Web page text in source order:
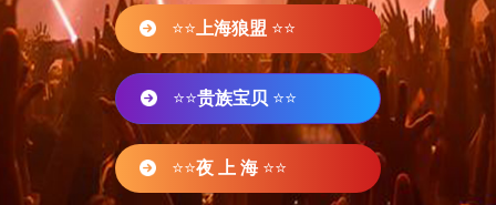
⭐⭐ 上海狼盟 ⭐⭐
⭐⭐贵族宝贝 ⭐⭐
⭐⭐夜 上 海 ⭐⭐